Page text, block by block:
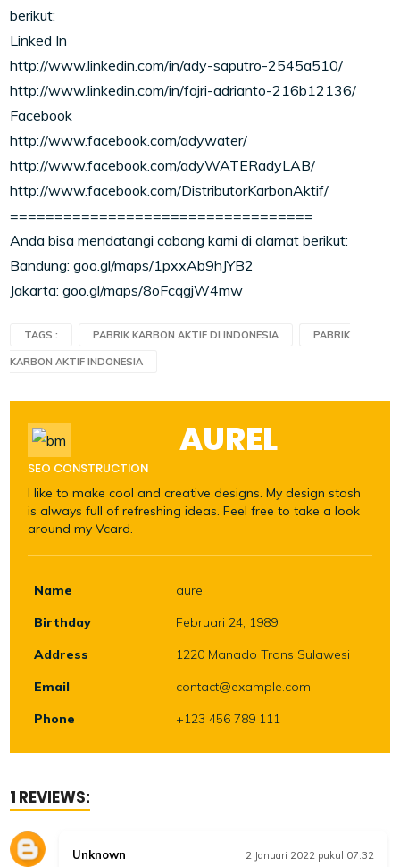
berikut:
Linked In
http://www.linkedin.com/in/ady-saputro-2545a510/
http://www.linkedin.com/in/fajri-adrianto-216b12136/
Facebook
http://www.facebook.com/adywater/
http://www.facebook.com/adyWATERadyLAB/
http://www.facebook.com/DistributorKarbonAktif/
==================================
Anda bisa mendatangi cabang kami di alamat berikut:
Bandung: goo.gl/maps/1pxxAb9hJYB2
Jakarta: goo.gl/maps/8oFcqgjW4mw
TAGS : PABRIK KARBON AKTIF DI INDONESIA PABRIK
KARBON AKTIF INDONESIA
AUREL
SEO CONSTRUCTION
I like to make cool and creative designs. My design stash
is always full of refreshing ideas. Feel free to take a look
around my Vcard.
Name
aurel
Birthday
Februari 24, 1989
Address
1220 Manado Trans Sulawesi
Email
contact@example.com
Phone
+123 456 789 111
1 REVIEWS:
Unknown 2 Januari 2022 pukul 07.32